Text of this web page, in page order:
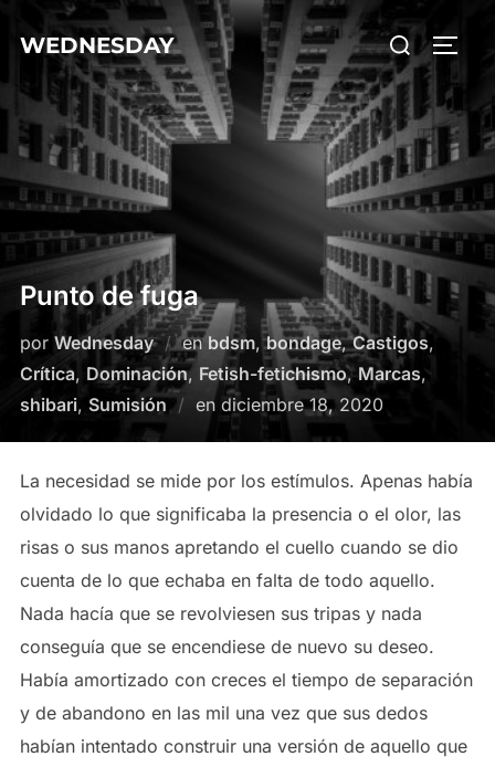
contenido
WEDNESDAY Buscar:
Punto de fuga
por Wednesday en bdsm,bondage,Castigos,
Crítica, Dominación, Fetish-fetichismo,Marcas,
shibari, Sumisión en Publicado
el
diciembre 18, 2020
La necesidad se mide por los estímulos. Apenas había
olvidado lo que significaba la presencia o el olor, las
risas o sus manos apretando el cuello cuando se dio
cuenta de lo que echaba en falta de todo aquello.
Nada hacía que se revolviesen sus tripas y nada
conseguía que se encendiese de nuevo su deseo.
Había amortizado con creces el tiempo de separación
y de abandono en las mil una vez que sus dedos
habían intentado construir una versión de aquello que